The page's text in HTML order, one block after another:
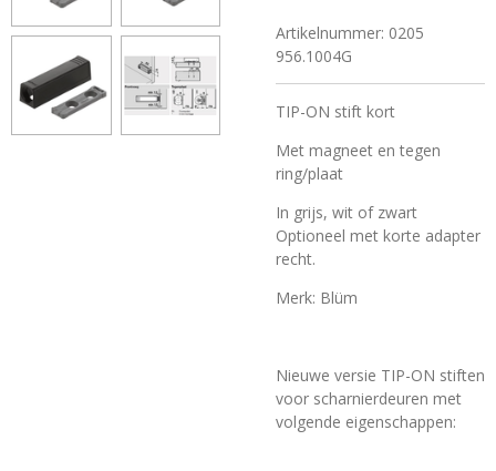
Artikelnummer: 0205
956.1004G
TIP-ON stift kort
Met magneet en tegen
ring/plaat
In grijs, wit of zwart
Optioneel met korte adapter
recht.
Merk: Blüm
Nieuwe versie TIP-ON stiften
voor scharnierdeuren met
volgende eigenschappen: